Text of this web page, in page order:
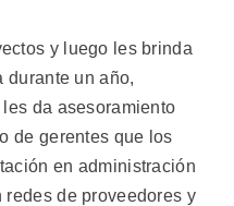
y luego les brinda
durante un año,
da asesoramiento
de gerentes que los
en administración
de proveedores y